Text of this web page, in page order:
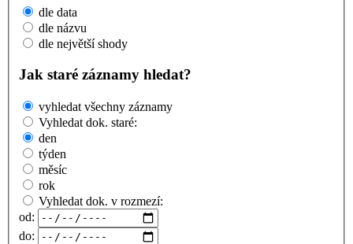
dle data
dle názvu
dle největší shody
Jak staré záznamy hledat?
vyhledat všechny záznamy
Vyhledat dok. staré:
den
týden
měsíc
rok
Vyhledat dok. v rozmezí:
od:
do: